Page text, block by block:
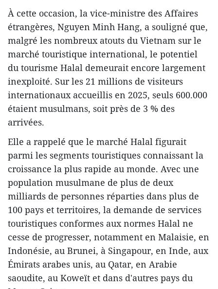
À cette occasion, la vice-ministre des Affaires
étrangères, Nguyen Minh Hang, a souligné que,
malgré les nombreux atouts du Vietnam sur le
marché touristique international, le potentiel
du tourisme Halal demeurait encore largement
inexploité. Sur les 21 millions de visiteurs
internationaux accueillis en 2025, seuls 600.000
étaient musulmans, soit près de 3 % des
arrivées.
Elle a rappelé que le marché Halal figurait
parmi les segments touristiques connaissant la
croissance la plus rapide au monde. Avec une
population musulmane de plus de deux
milliards de personnes réparties dans plus de
100 pays et territoires, la demande de services
touristiques conformes aux normes Halal ne
cesse de progresser, notamment en Malaisie, en
Indonésie, au Brunei, à Singapour, en Inde, aux
Émirats arabes unis, au Qatar, en Arabie
saoudite, au Koweït et dans d'autres pays du